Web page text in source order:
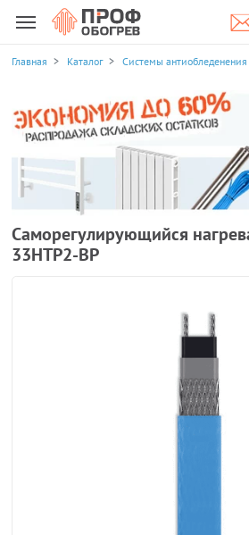
Главная Каталог Системы антиобледенения
Саморегулирующийся
33НТР2-ВР